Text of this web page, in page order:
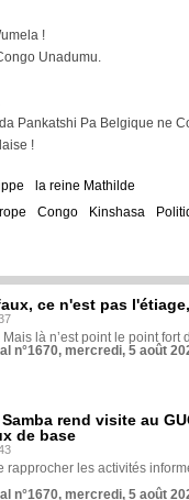
!
Unadumu.
Pankatshi Pa Belgique ne
!
la reine Mathilde
Congo Kinshasa
ce n'est pas
Mais là n’est point le point
n°1670, mercredi, 5 août
rend visite au
de base
rapprocher les activités
n°1670, mercredi, 5 août